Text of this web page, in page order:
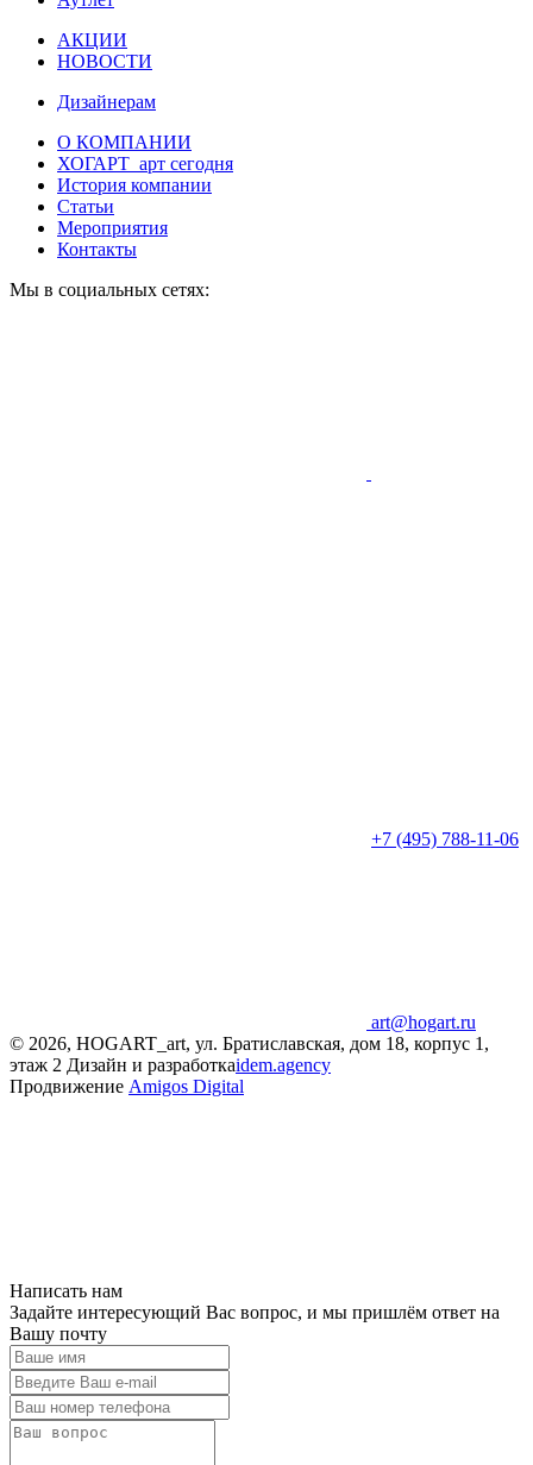
АКЦИИ
НОВОСТИ
Дизайнерам
О КОМПАНИИ
ХОГАРТ_арт сегодня
История компании
Статьи
Мероприятия
Контакты
Мы в социальных сетях:
+7 (495) 788-11-06
art@hogart.ru
© 2026, HOGART_art, ул. Братиславская, дом 18, корпус 1,
этаж 2 Дизайн и разработкаidem.agency
Продвижение Amigos Digital
Написать нам
Задайте интересующий Вас вопрос, и мы пришлём ответ на
Вашу почту